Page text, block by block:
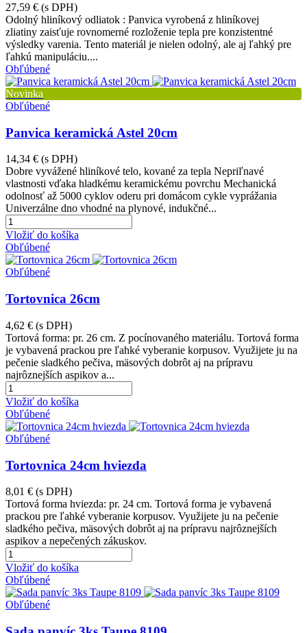
27,59 € (s DPH)
Odolný hliníkový odliatok : Panvica vyrobená z hliníkovej
zliatiny zaisťuje rovnomerné rozloženie tepla pre konzistentné
výsledky varenia. Tento materiál je nielen odolný, ale aj ľahký pre
ľahkú manipuláciu....
Obľúbené
Novinka
Obľúbené
Panvica keramická Astel 20cm
14,34 € (s DPH)
Dobre vyvážené hliníkové telo, kované za tepla Nepriľnavé
vlastnosti vďaka hladkému keramickému povrchu Mechanická
odolnosť až 5000 cyklov oderu pri domácom cykle vyprážania
Univerzálne dno vhodné na plynové, indukčné...
Vložiť do košíka
Obľúbené
Obľúbené
Tortovnica 26cm
4,62 € (s DPH)
Tortová forma: pr. 26 cm. Z pocínovaného materiálu. Tortová forma
je vybavená prackou pre ľahké vyberanie korpusov. Využijete ju na
pečenie sladkého pečiva, mäsových dobrôt aj na prípravu
najrôznejších aspikov a...
Vložiť do košíka
Obľúbené
Obľúbené
Tortovnica 24cm hviezda
8,01 € (s DPH)
Tortová forma hviezda: pr. 24 cm. Tortová forma je vybavená
prackou pre ľahké vyberanie korpusov. Využijete ju na pečenie
sladkého pečiva, mäsových dobrôt aj na prípravu najrôznejších
aspikov a nepečených zákuskov.
Vložiť do košíka
Obľúbené
Obľúbené